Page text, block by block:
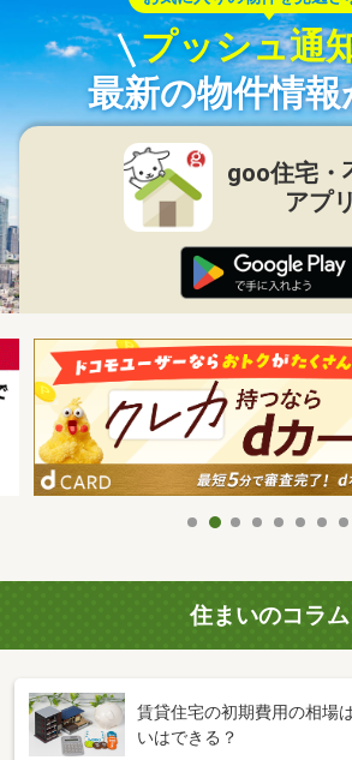
プッシュ通
最新の物件情報
goo住宅・
アプリ
住まいのコラム
賃貸住宅の初期費用の相場
いはできる？